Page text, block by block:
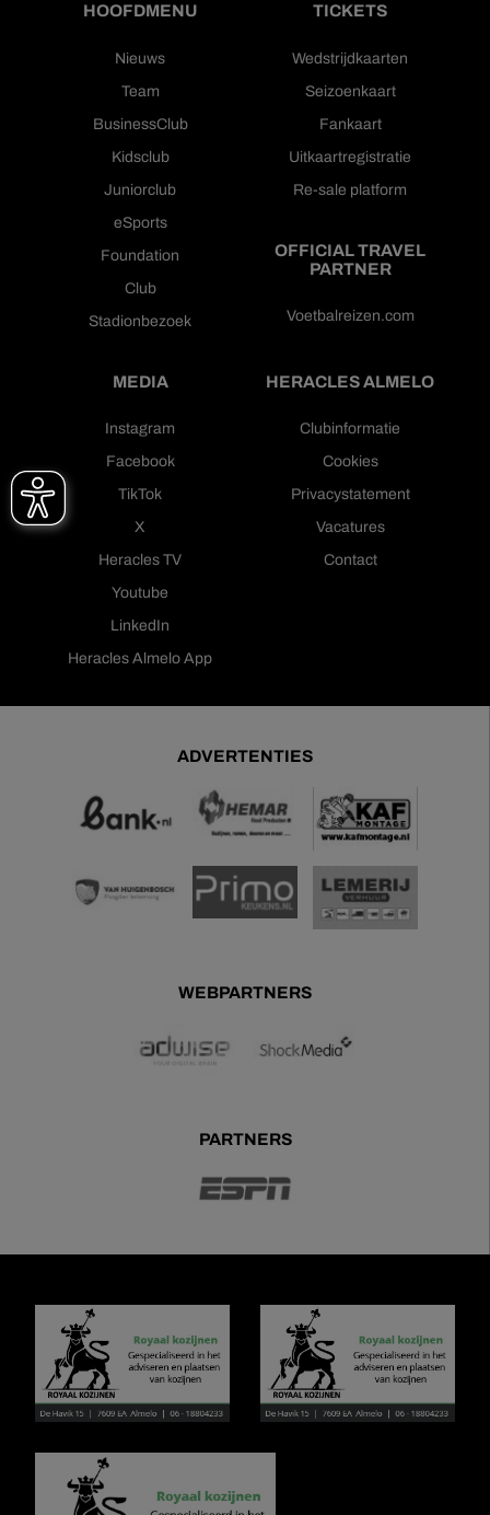
HOOFDMENU
Nieuws
Team
BusinessClub
Kidsclub
Juniorclub
eSports
Foundation
Club
Stadionbezoek
TICKETS
Wedstrijdkaarten
Seizoenkaart
Fankaart
Uitkaartregistratie
Re-sale platform
OFFICIAL TRAVEL
PARTNER
Voetbalreizen.com
MEDIA
Instagram
Facebook
TikTok
X
Heracles TV
Youtube
LinkedIn
Heracles Almelo App
HERACLES ALMELO
Clubinformatie
Cookies
Privacystatement
Vacatures
Contact
ADVERTENTIES
WEBPARTNERS
PARTNERS